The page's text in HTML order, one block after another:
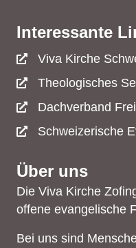
Interessante
Viva Kirche
Theologisches
Dachverband
Schweizerische
Über uns
Die Viva Kirche
offene evangelische
Bei uns sind